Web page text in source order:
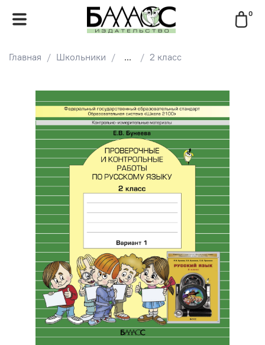
0
Главная Школьники ... 2 класс